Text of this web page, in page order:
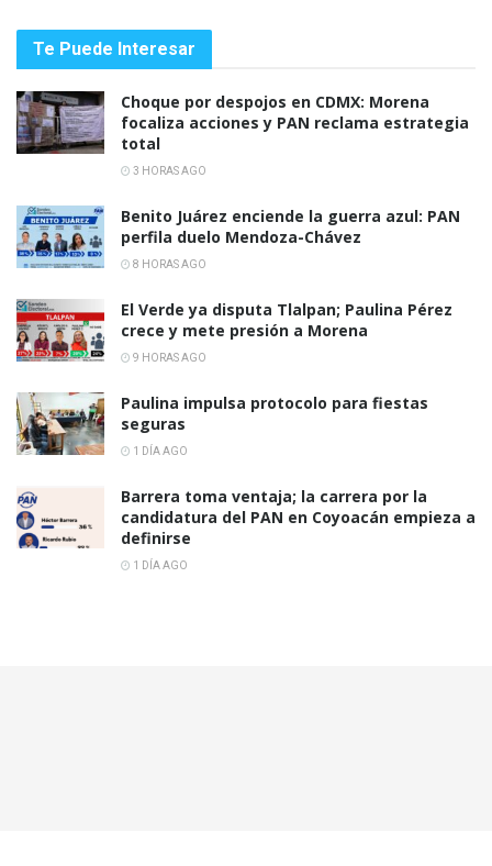
Te Puede Interesar
Choque por despojos en CDMX: Morena
focaliza acciones y PAN reclama estrategia
total
3 HORAS AGO
Benito Juárez enciende la guerra azul: PAN
perfila duelo Mendoza-Chávez
8 HORAS AGO
El Verde ya disputa Tlalpan; Paulina Pérez
crece y mete presión a Morena
9 HORAS AGO
Paulina impulsa protocolo para fiestas
seguras
1 DÍA AGO
Barrera toma ventaja; la carrera por la
candidatura del PAN en Coyoacán empieza a
definirse
1 DÍA AGO